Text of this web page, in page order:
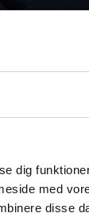
dig
med
disse